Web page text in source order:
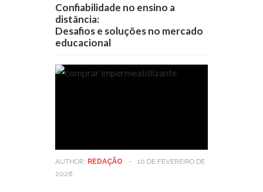
Confiabilidade no ensino a
distância:
Desafios e soluções no mercado
educacional
AUTHOR: REDAÇÃO -
10 DE FEVEREIRO DE
2026